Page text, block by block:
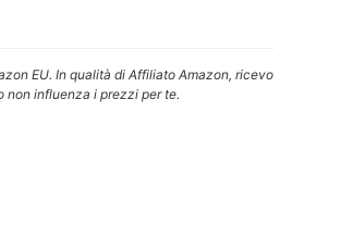
EU. In qualità di Affiliato Amazon, ricevo
non influenza i prezzi per te.